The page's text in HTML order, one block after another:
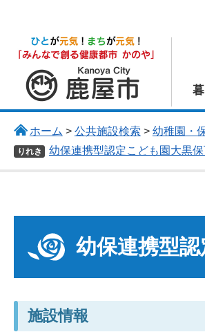
鹿屋市
ホーム > 公共施設検索 > 幼稚園・
りれき 幼保連携型認定こども園大黒保
幼保連携型認
施設情報